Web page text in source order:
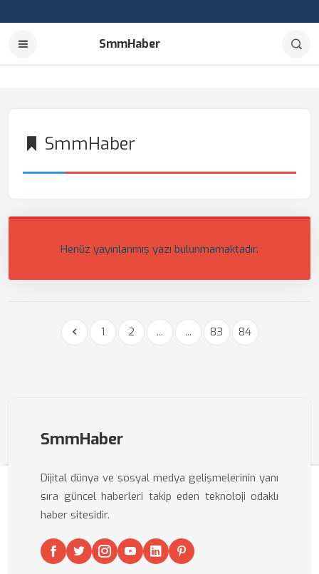
SmmHaber
SmmHaber
Henüz yayınlanmış yazı bulunmamaktadır.
1 2 ... ... 83 84
SmmHaber
Dijital dünya ve sosyal medya gelişmelerinin yanı
sıra güncel haberleri takip eden teknoloji odaklı
haber sitesidir.